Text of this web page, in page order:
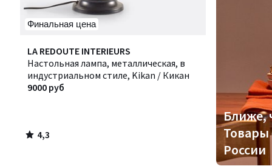
Финальная цена
LA REDOUTE INTERIEURS
Настольная лампа, металлическая, в
индустриальном стиле, Kikan / Кикан
9000 руб
4,3
/ 5
4,3
/
Ближе,
Товары
России